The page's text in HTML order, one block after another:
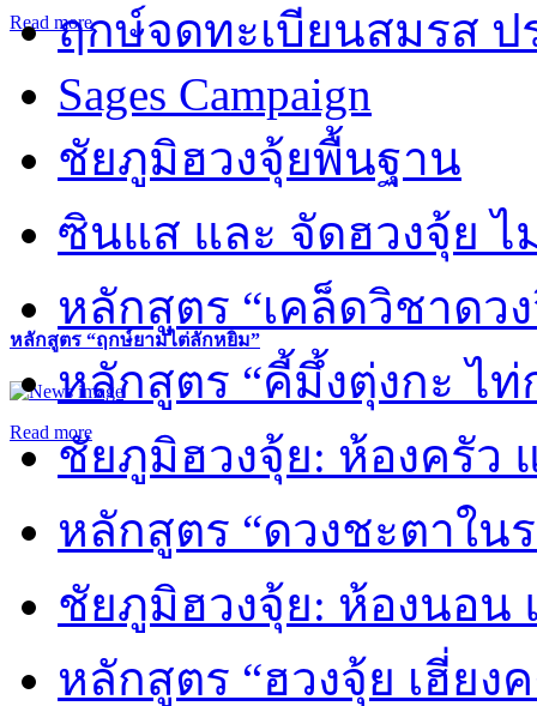
Read more
หลักสูตร “ฤกษ์ยามไต่ลักหยิ่ม”
Read more
ฤกษ์จดทะเบียนสมรส ป
Sages Campaign
ชัยภูมิฮวงจุ้ยพื้นฐาน
ซินแส และ จัดฮวงจุ้ย ไ
หลักสูตร “เคล็ดวิชาดว
หลักสูตร “คี้มึ้งตุ่งกะ ไ
ชัยภูมิฮวงจุ้ย: ห้องครัว
หลักสูตร “ดวงชะตาใน
ชัยภูมิฮวงจุ้ย: ห้องนอน
หลักสูตร “ฮวงจุ้ย เฮี่ยง